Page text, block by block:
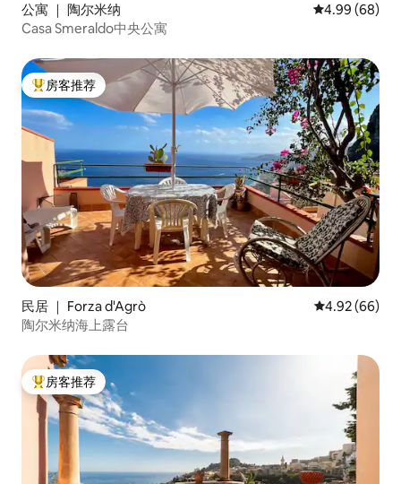
公寓 ｜ 陶尔米纳 平均评分 4.99
4.99 (68)
Casa Smeraldo中央公寓
热门「房客推荐」
房客推荐
民居 ｜ Forza d'Agrò 平均评分 4.92
4.92 (66)
陶尔米纳海上露台
热门「房客推荐」
房客推荐